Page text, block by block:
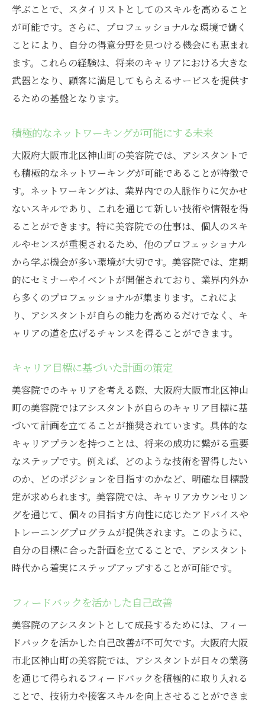
学ぶことで、スタイリストとしてのスキルを高めること
が可能です。さらに、プロフェッショナルな環境で働く
ことにより、自分の得意分野を見つける機会にも恵まれ
ます。これらの経験は、将来のキャリアにおける大きな
武器となり、顧客に満足してもらえるサービスを提供す
るための基盤となります。
積極的なネットワーキングが可能にする未来
大阪府大阪市北区神山町の美容院では、アシスタントで
も積極的なネットワーキングが可能であることが特徴で
す。ネットワーキングは、業界内での人脈作りに欠かせ
ないスキルであり、これを通じて新しい技術や情報を得
ることができます。特に美容院での仕事は、個人のスキ
ルやセンスが重視されるため、他のプロフェッショナル
から学ぶ機会が多い環境が大切です。美容院では、定期
的にセミナーやイベントが開催されており、業界内外か
ら多くのプロフェッショナルが集まります。これによ
り、アシスタントが自らの能力を高めるだけでなく、キ
ャリアの道を広げるチャンスを得ることができます。
キャリア目標に基づいた計画の策定
美容院でのキャリアを考える際、大阪府大阪市北区神山
町の美容院ではアシスタントが自らのキャリア目標に基
づいて計画を立てることが推奨されています。具体的な
キャリアプランを持つことは、将来の成功に繋がる重要
なステップです。例えば、どのような技術を習得したい
のか、どのポジションを目指すのかなど、明確な目標設
定が求められます。美容院では、キャリアカウンセリン
グを通じて、個々の目指す方向性に応じたアドバイスや
トレーニングプログラムが提供されます。このように、
自分の目標に合った計画を立てることで、アシスタント
時代から着実にステップアップすることが可能です。
フィードバックを活かした自己改善
美容院のアシスタントとして成長するためには、フィー
ドバックを活かした自己改善が不可欠です。大阪府大阪
市北区神山町の美容院では、アシスタントが日々の業務
を通じて得られるフィードバックを積極的に取り入れる
ことで、技術力や接客スキルを向上させることができま